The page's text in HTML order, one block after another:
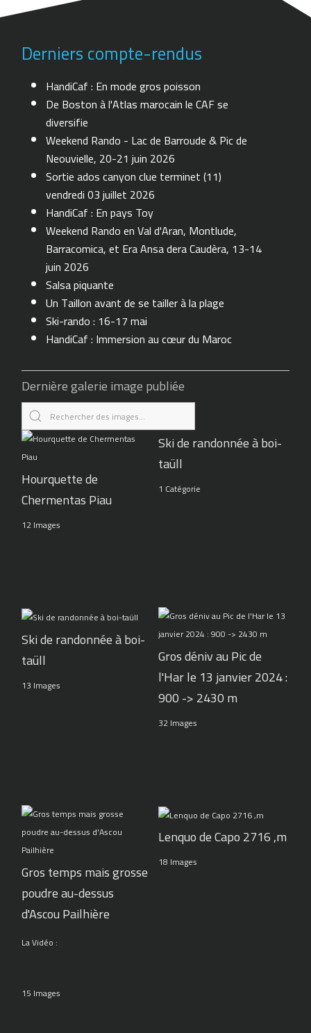
Derniers compte-rendus
HandiCaf : En mode gros poisson
De Boston à l'Atlas marocain le CAF se
diversifie
Weekend Rando - Lac de Barroude & Pic de
Neouvielle, 20-21 juin 2026
Sortie ados canyon clue terminet (11)
vendredi 03 juillet 2026
HandiCaf : En pays Toy
Weekend Rando en Val d'Aran, Montlude,
Barracomica, et Era Ansa dera Caudèra, 13-14
juin 2026
Salsa piquante
Un Taillon avant de se tailler à la plage
Ski-rando : 16-17 mai
HandiCaf : Immersion au cœur du Maroc
Dernière galerie image publiée
Hourquette de
Chermentas Piau
12 Images
Ski de randonnée à boi-
taüll
1 Catégorie
Ski de randonnée à boi-
taüll
13 Images
Gros déniv au Pic de
l'Har le 13 janvier 2024 :
900 -> 2430 m
32 Images
Gros temps mais grosse
poudre au-dessus
d'Ascou Pailhière
La Vidéo :
15 Images
Lenquo de Capo 2716 ,m
18 Images